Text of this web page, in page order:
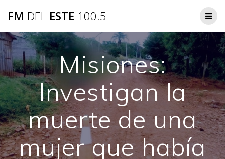
FM DEL ESTE 100.5
Misiones:
Investigan la
muerte de una
mujer que había